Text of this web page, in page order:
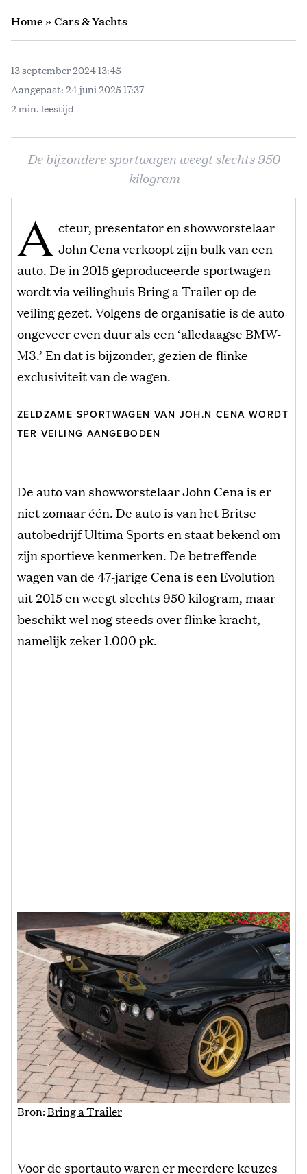
Home»Cars & Yachts
13 september 2024 13:45
Aangepast: 24 juni 2025 17:37
2 min. leestijd
De bijzondere sportwagen weegt slechts 950
kilogram
A cteur, presentator en showworstelaar
John Cena verkoopt zijn bulk van een
auto. De in 2015 geproduceerde sportwagen
wordt via veilinghuis Bring a Trailer op de
veiling gezet. Volgens de organisatie is de auto
ongeveer even duur als een ‘alledaagse BMW-
M3.’ En dat is bijzonder, gezien de flinke
exclusiviteit van de wagen.
ZELDZAME SPORTWAGEN VAN JOH.N CENA WORDT
TER VEILING AANGEBODEN
De auto van showworstelaar John Cena is er
niet zomaar één. De auto is van het Britse
autobedrijf Ultima Sports en staat bekend om
zijn sportieve kenmerken. De betreffende
wagen van de 47-jarige Cena is een Evolution
uit 2015 en weegt slechts 950 kilogram, maar
beschikt wel nog steeds over flinke kracht,
namelijk zeker 1.000 pk.
Bron:Bring a Trailer
Voor de sportauto waren er meerdere keuzes